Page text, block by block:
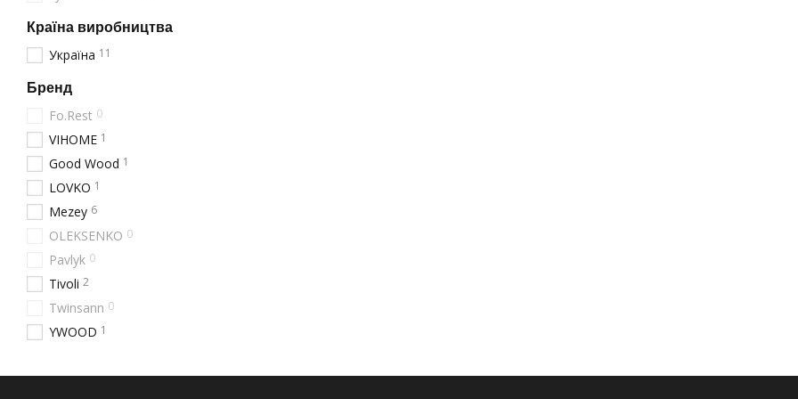
Країна виробництва
Україна 11
Бренд
Fo.Rest 0
VIHOME 1
Good Wood 1
LOVKO 1
Mezey 6
OLEKSENKO 0
Pavlyk 0
Tivoli 2
Twinsann 0
YWOOD 1